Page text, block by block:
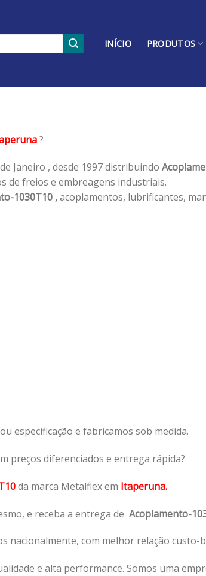
INÍCIO PRODUTOS
?
Janeiro , desde 1997 distribuindo
de freios e embreagens industriais.
1030T10 ,acoplamentos, lubrificantes,
especificação e fabricamos sob medida.
preços diferenciados e entrega rápida?
da marca Metalflex em Itaperuna.
e receba a entrega de Acoplamento-
nacionalmente, com melhor relação custo-
e alta performance. Somos uma